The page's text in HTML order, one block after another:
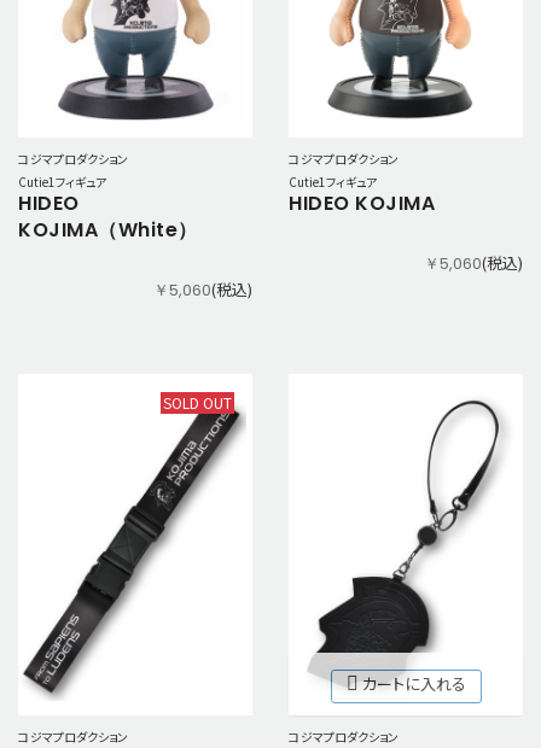
コジマプロダクション
Cutie1フィギュア
HIDEO
KOJIMA（White）
￥5,060(税込)
コジマプロダクション
Cutie1フィギュア
HIDEO KOJIMA
￥5,060(税込)
SOLD OUT
コジマプロダクション
カートに入れる
コジマプロダクション